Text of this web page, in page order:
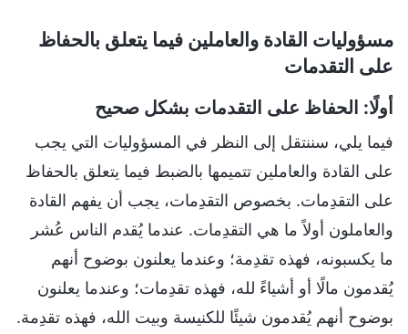
مسؤوليات القادة والعاملين فيما يتعلق بالحفاظ
على التقدمات
أولًا: الحفاظ على التقدمات بشكل صحيح
فيما يلي، سننتقل إلى النظر في المسؤوليات التي يجب
على القادة والعاملين تتميمها بالضبط فيما يتعلق بالحفاظ
على التقدِمات. بخصوص التقدِمات، يجب أن يفهم القادة
والعاملون أولاً ما هي التقدِمات. عندما يُقدم الناس عُشر
ما يكسبونه، فهذه تقدِمة؛ وعندما يعلنون بوضوح أنهم
يُقدمون مالًا أو أشياءً لله، فهذه تقدِمات؛ وعندما يعلنون
بوضوح أنهم يُقدمون شيئًا للكنيسة وبيت الله، فهذه تقدِمة.